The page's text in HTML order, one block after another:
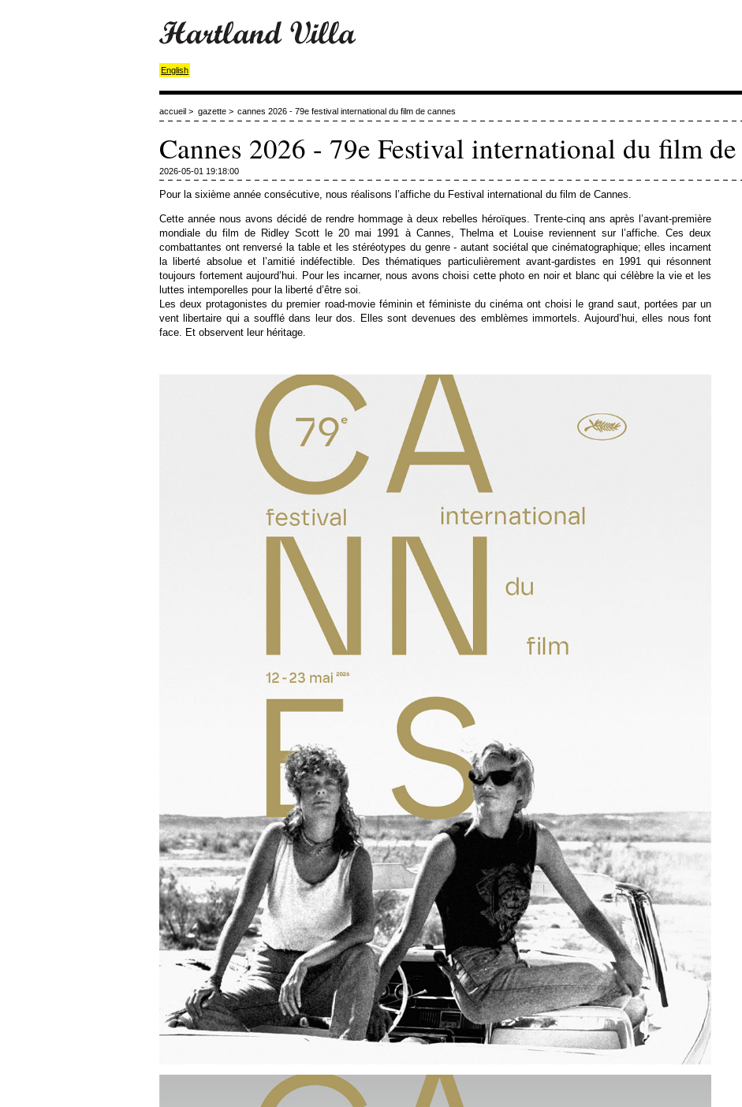
English
accueil > gazette> cannes 2026 - 79e festival international du film de cannes
Cannes 2026 - 79e Festival international du film de
2026-05-01 19:18:00
Pour la sixième année consécutive, nous réalisons l’affiche du Festival international du film de Cannes.
Cette année nous avons décidé de rendre hommage à deux rebelles héroïques. Trente-cinq ans après l’avant-première
mondiale du film de Ridley Scott le 20 mai 1991 à Cannes, Thelma et Louise reviennent sur l’affiche. Ces deux
combattantes ont renversé la table et les stéréotypes du genre - autant sociétal que cinématographique; elles incarnent
la liberté absolue et l’amitié indéfectible. Des thématiques particulièrement avant-gardistes en 1991 qui résonnent
toujours fortement aujourd’hui. Pour les incarner, nous avons choisi cette photo en noir et blanc qui célèbre la vie et les
luttes intemporelles pour la liberté d’être soi.
Les deux protagonistes du premier road-movie féminin et féministe du cinéma ont choisi le grand saut, portées par un
vent libertaire qui a soufflé dans leur dos. Elles sont devenues des emblèmes immortels. Aujourd’hui, elles nous font
face. Et observent leur héritage.